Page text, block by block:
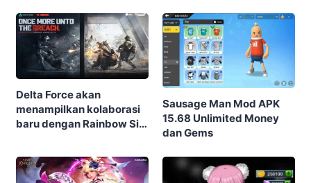
keren, dan robot-robot
raksasa di perangkat
seluler dan PC
Delta Force akan
menampilkan kolaborasi
baru dengan Rainbow Six
Sausage Man Mod APK
15.68 Unlimited Money
dan Gems